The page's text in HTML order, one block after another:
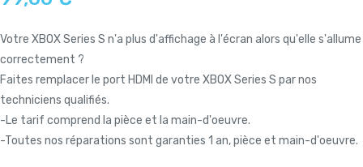
Votre XBOX Series S n'a plus d'affichage à l'écran alors qu'elle s'allume
correctement ?
Faites remplacer le port HDMI de votre XBOX Series S par nos
techniciens qualifiés.
-Le tarif comprend la pièce et la main-d'oeuvre.
-Toutes nos réparations sont garanties 1 an, pièce et main-d'oeuvre.